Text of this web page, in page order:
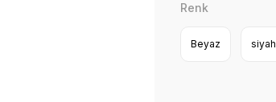
Renk
Beyaz siyah